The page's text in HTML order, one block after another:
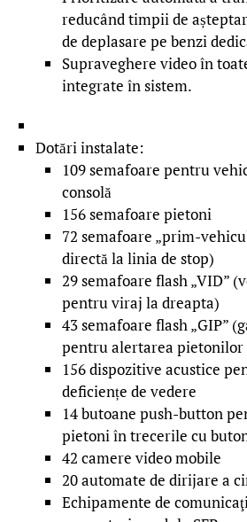
reducând timpii de
de deplasare pe benzi
Supraveghere video în
integrate în sistem.
Dotări instalate:
109 semafoare pentru
consolă
156 semafoare pietoni
72 semafoare „prim-
directă la linia de stop)
29 semafoare flash „VID”
pentru viraj la dreapta)
43 semafoare flash „GIP”
pentru alertarea pietonilor
156 dispozitive acustice
deficiențe de vedere
14 butoane push-button
pietoni în trecerile cu
42 camere video mobile
20 automate de dirijare a
Echipamente de